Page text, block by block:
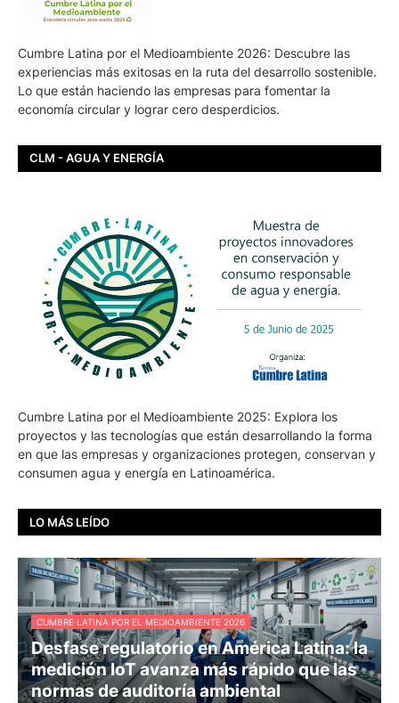
Cumbre Latina por el Medioambiente 2026: Descubre las
experiencias más exitosas en la ruta del desarrollo sostenible.
Lo que están haciendo las empresas para fomentar la
economía circular y lograr cero desperdicios.
CLM - AGUA Y ENERGÍA
Cumbre Latina por el Medioambiente 2025: Explora los
proyectos y las tecnologías que están desarrollando la forma
en que las empresas y organizaciones protegen, conservan y
consumen agua y energía en Latinoamérica.
LO MÁS LEÍDO
CUMBRE LATINA POR EL MEDIOAMBIENTE 2026
Desfase regulatorio en América Latina: la
medición IoT avanza más rápido que las
normas de auditoría ambiental